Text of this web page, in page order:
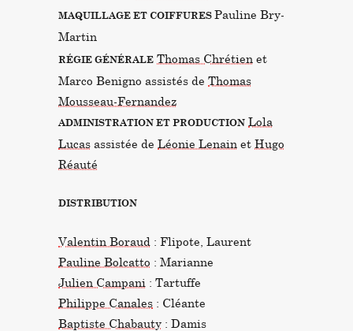
MAQUILLAGE ET COIFFURES Pauline Bry-
Martin
RÉGIE GÉNÉRALE Thomas Chrétien et
Marco Benigno assistés de Thomas
Mousseau-Fernandez
ADMINISTRATION ET PRODUCTION Lola
Lucas assistée de Léonie Lenain et Hugo
Réauté
DISTRIBUTION
Valentin Boraud : Flipote, Laurent
Pauline Bolcatto : Marianne
Julien Campani : Tartuffe
Philippe Canales : Cléante
Baptiste Chabauty : Damis